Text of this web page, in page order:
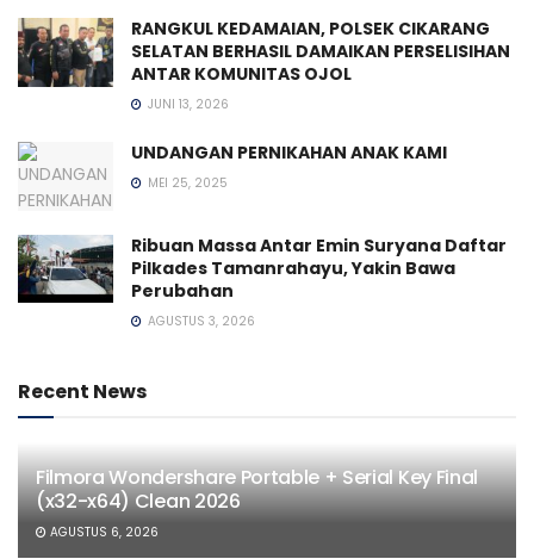
RANGKUL KEDAMAIAN, POLSEK CIKARANG
SELATAN BERHASIL DAMAIKAN PERSELISIHAN
ANTAR KOMUNITAS OJOL
JUNI 13, 2026
UNDANGAN PERNIKAHAN ANAK KAMI
MEI 25, 2025
Ribuan Massa Antar Emin Suryana Daftar
Pilkades Tamanrahayu, Yakin Bawa
Perubahan
AGUSTUS 3, 2026
Recent News
Filmora Wondershare Portable + Serial Key Final
(x32-x64) Clean 2026
AGUSTUS 6, 2026